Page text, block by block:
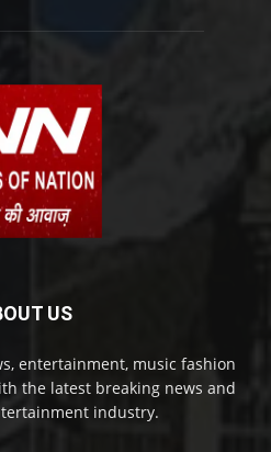
US
entertainment, music fashion
the latest breaking news and
industry.